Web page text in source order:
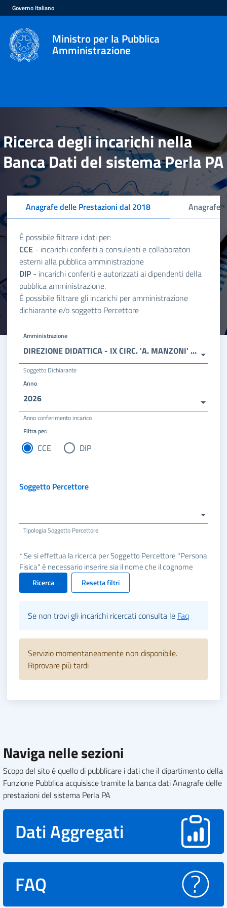
Governo Italiano
Ministro per la Pubblica
Amministrazione
Ricerca degli incarichi nella
Banca Dati del sistema Perla PA
Anagrafe delle Prestazioni dal 2018 Anagrafe
È possibile filtrare i dati per:
CCE - incarichi conferiti a consulenti e collaboratori
esterni alla pubblica amministrazione
DIP - incarichi conferiti e autorizzati ai dipendenti della
pubblica amministrazione.
È possibile filtrare gli incarichi per amministrazione
dichiarante e/o soggetto Percettore
Amministrazione
DIREZIONE DIDATTICA - IX CIRC. 'A. MANZONI' - FOGGIA
Soggetto Dichiarante
Anno
2026
Anno conferimento incarico
Filtra per:
CCE DIP
Soggetto Percettore
Tipologia Soggetto Percettore
* Se si effettua la ricerca per Soggetto Percettore "Persona
Fisica" è necessario inserire sia il nome che il cognome
Ricerca Resetta filtri
Se non trovi gli incarichi ricercati consulta le Faq
Servizio momentaneamente non disponibile.
Riprovare più tardi
Naviga nelle sezioni
Scopo del sito è quello di pubblicare i dati che il dipartimento della
Funzione Pubblica acquisisce tramite la banca dati Anagrafe delle
prestazioni del sistema Perla PA
Dati Aggregati
FAQ